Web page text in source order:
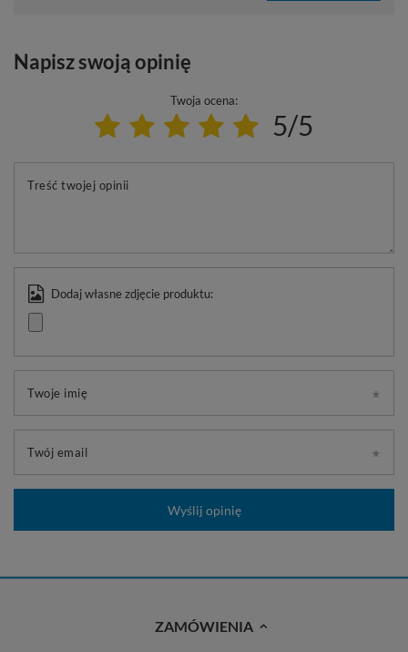
Napisz swoją opinię
Twoja ocena:
5/5
Treść twojej opinii
Dodaj własne zdjęcie produktu:
Twoje imię
Twój email
Wyślij opinię
ZAMÓWIENIA